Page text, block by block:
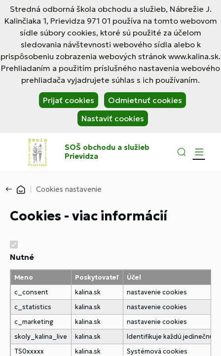
Stredná odborná škola obchodu a služieb, Nábrežie J.
Kalinčiaka 1, Prievidza 971 01 používa na tomto webovom
sídle súbory cookies, ktoré sú použité za účelom
sledovania návštevnosti webového sídla alebo k
prispôsobeniu zobrazenia webových stránok www.kalina.sk.
Prehliadaním a použitím príslušného nastavenia webového
prehliadača vyjadrujete súhlas s ich používaním.
Prijať cookies
Odmietnuť cookies
Nastaviť cookies
SOŠ obchodu a služieb
Prievidza
Cookies nastavenie
Cookies - viac informácií
Nutné
Meno Poskytovateľ
Účel
c_consent
kalina.sk
nastavenie cookies
c_statistics
kalina.sk
nastavenie cookies
c_marketing
kalina.sk
nastavenie cookies
skoly_kalina_live
kalina.sk
Identifikuje každú jedinečnú
TS0xxxxx
kalina.sk Systémová cookies